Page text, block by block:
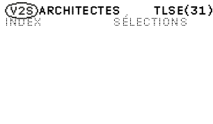
ARCHITECTES TLSE(31)
INDEX
SÉLECTIONS